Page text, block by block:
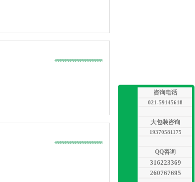
咨询电话
021-59145618
大包装咨询
19370581175
QQ咨询
316223369
260767695